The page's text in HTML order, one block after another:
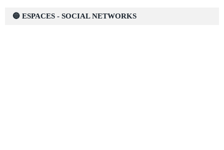
🔵 ESPACES - SOCIAL NETWORKS